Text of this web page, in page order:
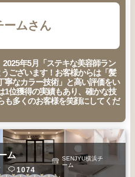
ームさん
年5月「ステキな美容師ラン
ございます！お客様からは「髪
寧なカラー技術」と高い評価をい
1位獲得の実績もあり、確かな技
も多くのお客様を笑顔にしてくだ
ム
1074
SENJYU横浜チ
ーム